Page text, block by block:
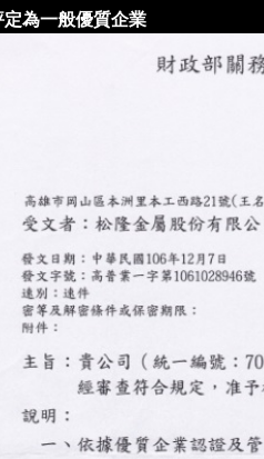
定為一般優質企業